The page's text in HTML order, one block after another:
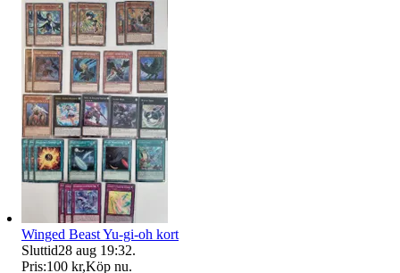
Winged Beast Yu-gi-oh kort
Sluttid28 aug 19:32.
Pris:100 kr,Köp nu.